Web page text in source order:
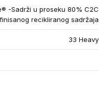
-Sadrži u proseku 80% C2C
recikliranog sadržaja
33 Heavy